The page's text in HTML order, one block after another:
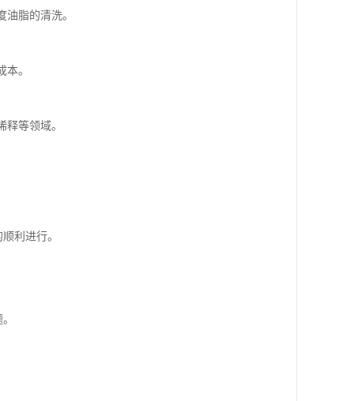
脂的清洗。
。
等领域。
利进行。